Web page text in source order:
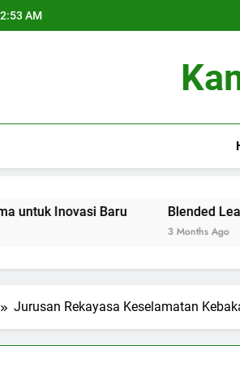
AM
Baru Blended Learning:
Jurusan Rekayasa Keselamatan